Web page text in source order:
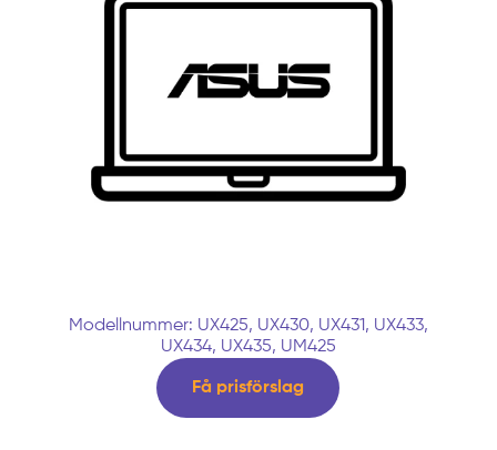
Modellnummer: UX425, UX430, UX431, UX433,
UX434, UX435, UM425
Få prisförslag